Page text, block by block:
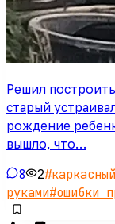
Решил
старый
рождение
вышло, что…
8 2#
руками#ошибки